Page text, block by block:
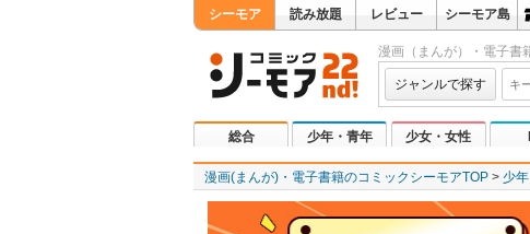
シーモア 読み放題 レビュー シーモア島
漫画（まんが）・電子書
ジャンルで探す
総合 少年・青年 少女・女性
漫画(まんが)・電子書籍のコミックシーモアTOP 少